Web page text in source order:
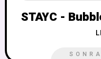
STAYC -